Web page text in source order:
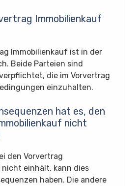
Immobilienkauf
Immobilienkauf ist in der
Beide Parteien sind
die im Vorvertrag
einzuhalten.
hat es, den
nicht
den Vorvertrag
einhält, kann dies
haben. Die andere